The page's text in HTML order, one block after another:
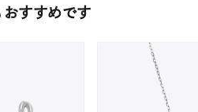
人気検索キーワード
おすすめです